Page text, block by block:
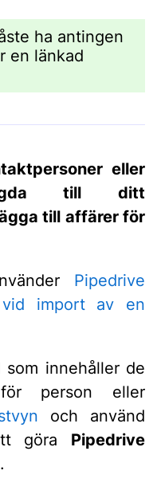
ha antingen
en länkad
eller
till ditt
till affärer för
Pipedrive
vid import av en
innehåller de
för person eller
och använd
göra Pipedrive